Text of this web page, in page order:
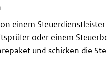
einem Steuerdienstleister
oder einem
und schicken die